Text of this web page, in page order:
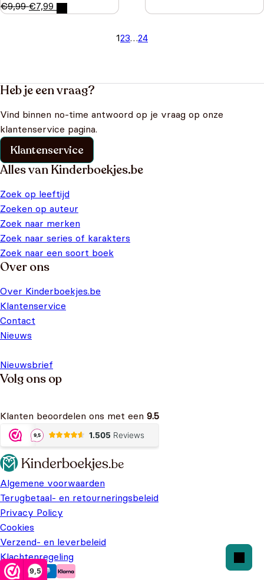
9,5
€9,99 €7,99
123…24
Heb je een vraag?
Vind binnen no-time antwoord op je vraag op onze
klantenservice pagina.
Klantenservice
Alles van Kinderboekjes.be
Zoek op leeftijd
Zoeken op auteur
Zoek naar merken
Zoek naar series of karakters
Zoek naar een soort boek
Over ons
Over Kinderboekjes.be
Klantenservice
Contact
Nieuws
Nieuwsbrief
Volg ons op
Klanten beoordelen ons met een 9.5
Algemene voorwaarden
Terugbetaal- en retourneringsbeleid
Privacy Policy
Cookies
Verzend- en leverbeleid
Klachtenregeling